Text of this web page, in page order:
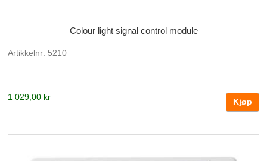
Colour light signal control module
Artikkelnr: 5210
1 029,00 kr